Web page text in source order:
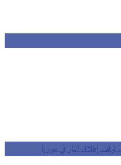
إطلاق النار في سوريا